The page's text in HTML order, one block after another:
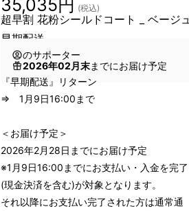
超早割 花粉シールドコート _ ベージュ
早期配送
35,035円 (税込)
のサポーター
2026年02月末までにお届け予定
『早期配送』リターン
⇒ 1月9日16:00まで
＜お届け予定＞
2026年2月28日までにお届け予定
※1月9日16:00までにお支払い・入金を完了
(現金決済を含む)が対象となります。
それ以降にお支払い完了された方は通常通